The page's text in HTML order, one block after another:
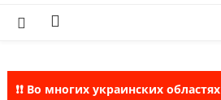
❗❗ Во многих украинских